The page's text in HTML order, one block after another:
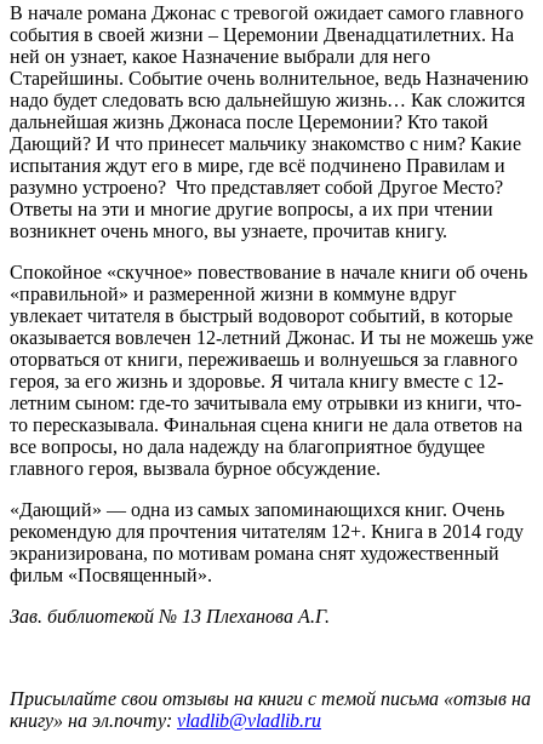
В начале романа Джонас с тревогой ожидает самого главного
события в своей жизни – Церемонии Двенадцатилетних. На
ней он узнает, какое Назначение выбрали для него
Старейшины. Событие очень волнительное, ведь Назначению
надо будет следовать всю дальнейшую жизнь… Как сложится
дальнейшая жизнь Джонаса после Церемонии? Кто такой
Дающий? И что принесет мальчику знакомство с ним? Какие
испытания ждут его в мире, где всё подчинено Правилам и
разумно устроено? Что представляет собой Другое Место?
Ответы на эти и многие другие вопросы, а их при чтении
возникнет очень много, вы узнаете, прочитав книгу.
Спокойное «скучное» повествование в начале книги об очень
«правильной» и размеренной жизни в коммуне вдруг
увлекает читателя в быстрый водоворот событий, в которые
оказывается вовлечен 12-летний Джонас. И ты не можешь уже
оторваться от книги, переживаешь и волнуешься за главного
героя, за его жизнь и здоровье. Я читала книгу вместе с 12-
летним сыном: где-то зачитывала ему отрывки из книги, что-
то пересказывала. Финальная сцена книги не дала ответов на
все вопросы, но дала надежду на благоприятное будущее
главного героя, вызвала бурное обсуждение.
«Дающий» — одна из самых запоминающихся книг. Очень
рекомендую для прочтения читателям 12+. Книга в 2014 году
экранизирована, по мотивам романа снят художественный
фильм «Посвященный».
Зав. библиотекой № 13 Плеханова А.Г.
Присылайте свои отзывы на книги с темой письма «отзыв на
книгу» на эл.почту: vladlib@vladlib.ru